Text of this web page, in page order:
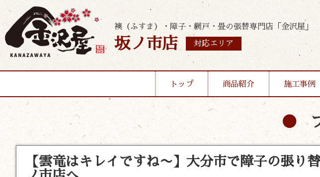
襖（ふすま）・障子・網戸・畳の張替専門店「金沢屋」
坂ノ市店 対応エリア
トップ 商品紹介 施工事例
【雲竜はキレイですね〜】大分市で障子の張